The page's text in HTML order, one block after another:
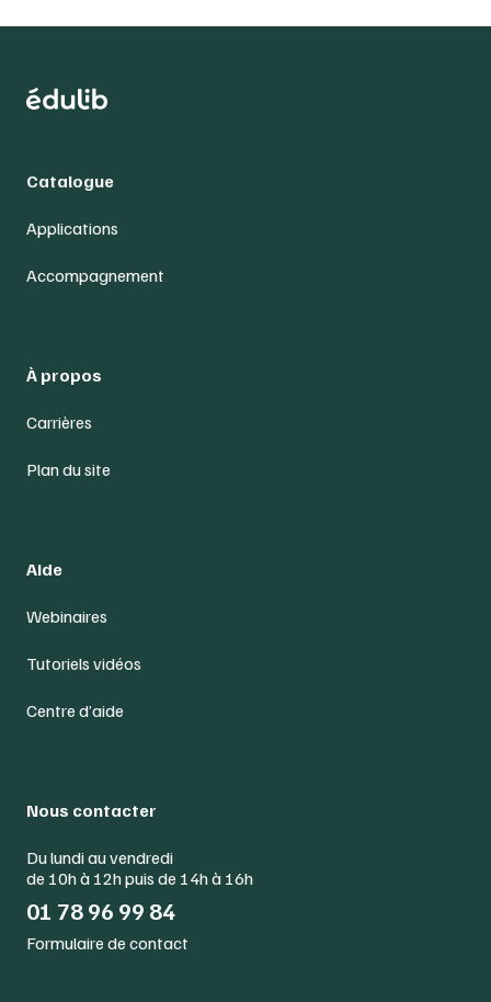
Catalogue
Applications
Accompagnement
À propos
Carrières
Plan du site
Aide
Webinaires
Tutoriels vidéos
Centre d’aide
Nous contacter
Du lundi au vendredi
de 10h à 12h puis de 14h à 16h
01 78 96 99 84
Formulaire de contact